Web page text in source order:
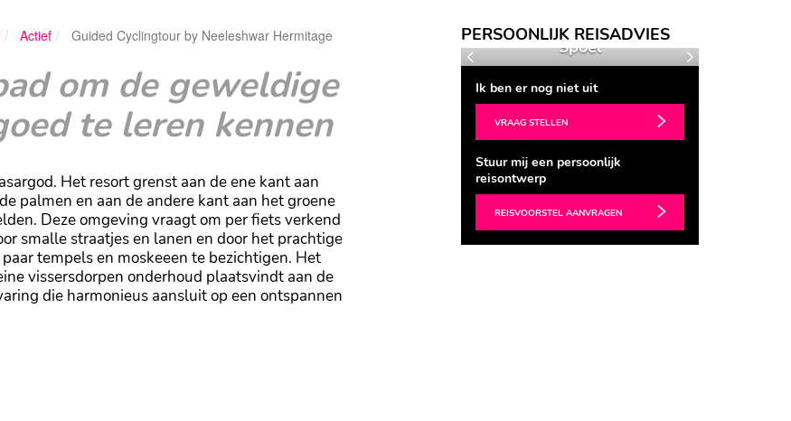
Actief Guided Cyclingtour by Neeleshwar Hermitage
om de geweldige
te leren kennen
Het resort grenst aan de ene kant aan
palmen en aan de andere kant aan het groene
Deze omgeving vraagt om per fiets verkend
smalle straatjes en lanen en door het prachtige
tempels en moskeeen te bezichtigen. Het
vissersdorpen onderhoud plaatsvindt aan de
die harmonieus aansluit op een ontspannen
PERSOONLIJK REISADVIES
Barbara Roeters
Ingrid van der
Spoel
Vorige Volgende
Ik ben er nog niet uit
VRAAG STELLEN
Stuur mij een persoonlijk
reisontwerp
REISVOORSTEL AANVRAGEN